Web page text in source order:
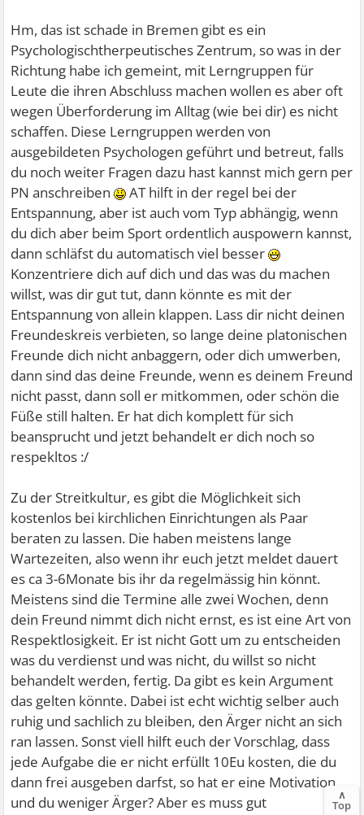
Hm, das ist schade in Bremen gibt es ein
Psychologischtherpeutisches Zentrum, so was in der
Richtung habe ich gemeint, mit Lerngruppen für
Leute die ihren Abschluss machen wollen es aber oft
wegen Überforderung im Alltag (wie bei dir) es nicht
schaffen. Diese Lerngruppen werden von
ausgebildeten Psychologen geführt und betreut, falls
du noch weiter Fragen dazu hast kannst mich gern per
PN anschreiben
AT hilft in der regel bei der
Entspannung, aber ist auch vom Typ abhängig, wenn
du dich aber beim Sport ordentlich auspowern kannst,
dann schläfst du automatisch viel besser
Konzentriere dich auf dich und das was du machen
willst, was dir gut tut, dann könnte es mit der
Entspannung von allein klappen. Lass dir nicht deinen
Freundeskreis verbieten, so lange deine platonischen
Freunde dich nicht anbaggern, oder dich umwerben,
dann sind das deine Freunde, wenn es deinem Freund
nicht passt, dann soll er mitkommen, oder schön die
Füße still halten. Er hat dich komplett für sich
beansprucht und jetzt behandelt er dich noch so
respekltos :/
Zu der Streitkultur, es gibt die Möglichkeit sich
kostenlos bei kirchlichen Einrichtungen als Paar
beraten zu lassen. Die haben meistens lange
Wartezeiten, also wenn ihr euch jetzt meldet dauert
es ca 3-6Monate bis ihr da regelmässig hin könnt.
Meistens sind die Termine alle zwei Wochen, denn
dein Freund nimmt dich nicht ernst, es ist eine Art von
Respektlosigkeit. Er ist nicht Gott um zu entscheiden
was du verdienst und was nicht, du willst so nicht
behandelt werden, fertig. Da gibt es kein Argument
das gelten könnte. Dabei ist echt wichtig selber auch
ruhig und sachlich zu bleiben, den Ärger nicht an sich
ran lassen. Sonst viell hilft euch der Vorschlag, dass
jede Aufgabe die er nicht erfüllt 10Eu kosten, die du
dann frei ausgeben darfst, so hat er eine Motivation
und du weniger Ärger? Aber es muss gut
∧
Top